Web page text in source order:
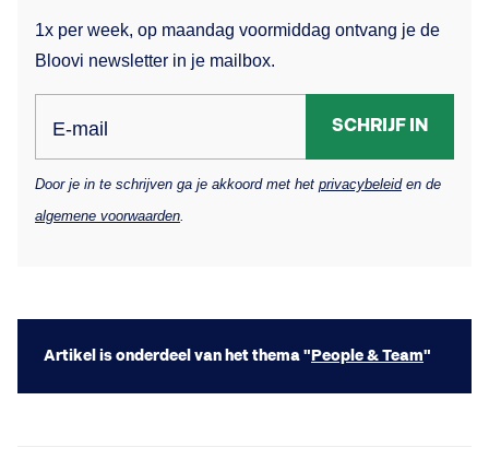
1x per week, op maandag voormiddag ontvang je de
Bloovi newsletter in je mailbox.
E-mail SCHRIJF IN
Door je in te schrijven ga je akkoord met het privacybeleiden de
algemene voorwaarden
Artikel is onderdeel van het thema "People & Team"